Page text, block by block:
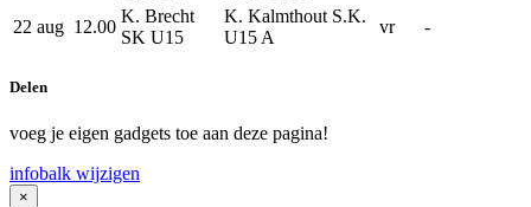
22 aug 12.00
K. Brecht
SK U15
K. Kalmthout S.K.
U15 A
vr -
Delen
voeg je eigen gadgets toe aan deze pagina!
infobalk wijzigen
×